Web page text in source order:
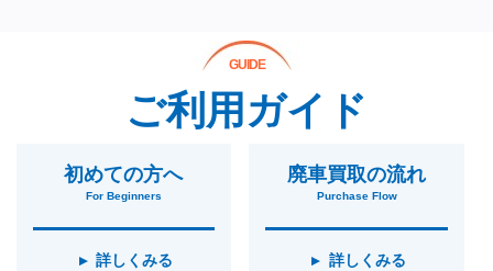
GUIDE
ご利用ガイド
初めての方へ
For Beginners
詳しくみる
廃車買取の流れ
Purchase Flow
詳しくみる